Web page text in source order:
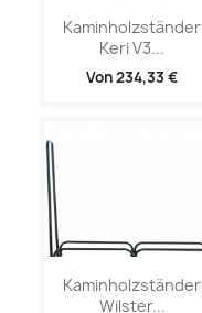
Kaminholzständer
Keri V3...
Von234,33 €
Kaminholzständer
Wilster...